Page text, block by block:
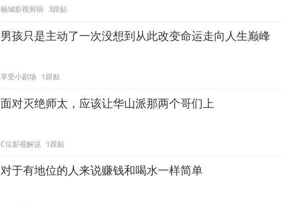
杨城影视剪辑 3跟贴
男孩只是主动了一次没想到从此改变命运走向人生巅峰
享受小剧场 1跟贴
面对灭绝师太，应该让华山派那两个哥们上
C位影视解说 1跟贴
对于有地位的人来说赚钱和喝水一样简单